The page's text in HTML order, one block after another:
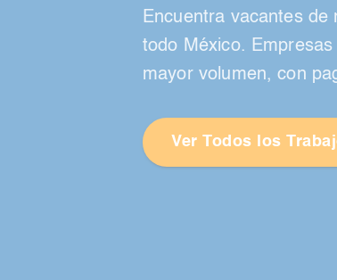
Encuentra vacantes de
todo México.
mayor volumen, con
Ver Todos los